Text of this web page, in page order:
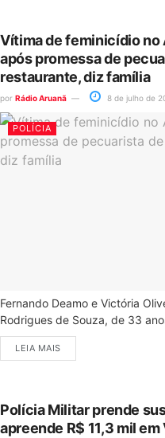
Vítima de feminicídio no
após promessa de
restaurante, diz família
por Rádio Aruanã 8 de julho de
POLÍCIA
Fernando Deamo e Victória
Rodrigues de Souza, de 33
LEIA MAIS
Polícia Militar prende
apreende R$ 11,3 mil em